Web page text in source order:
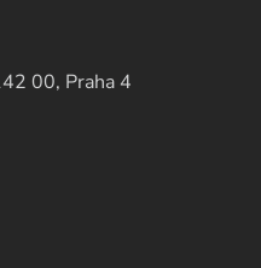
00, Praha 4